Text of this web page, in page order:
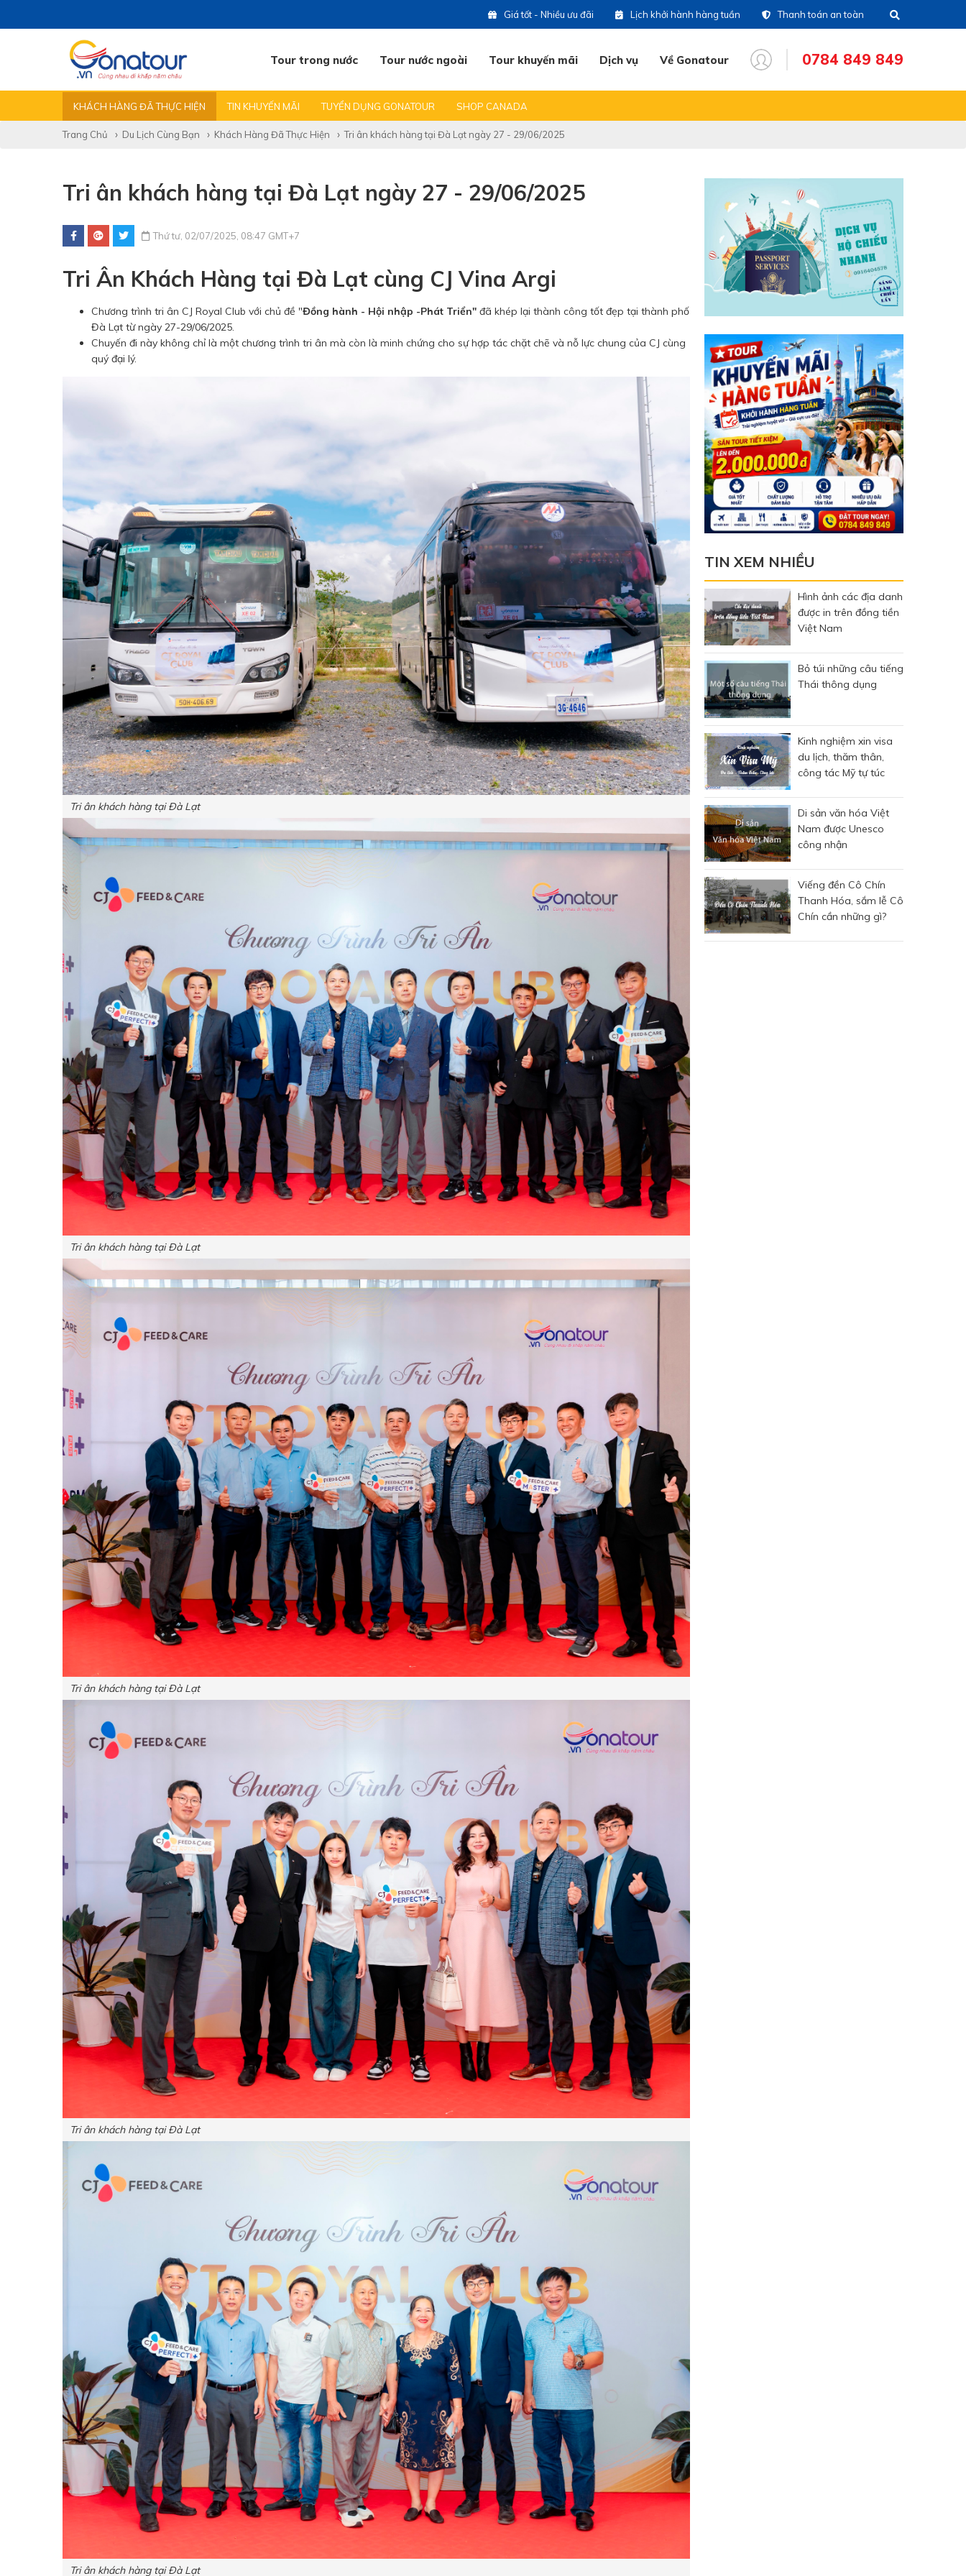
Giá tốt - Nhiều ưu đãi Lịch khởi hành hàng tuần Thanh toán an toàn
Tour trong nước Tour nước ngoài Tour khuyến mãi Dịch vụ Về Gonatour 0784 849 849
ngoài
Hotline tour trong nước
Hotine CSKH
Hotline tư vấn dịch vụ
0784 849 849
TẤT CẢ TIN TEAMBUILDING GALA
KHÁCH HÀNG ĐÃ THỰC HIỆN TIN KHUYẾN MÃI TUYỂN DỤNG GONATOUR SHOP CANADA
Trang Chủ Du Lịch Cùng Bạn Khách Hàng Đã Thực Hiện Tri ân khách hàng tại Đà Lạt ngày 27 - 29/06/2025
Tri ân khách hàng tại Đà Lạt ngày 27 - 29/06/2025
Thứ tư, 02/07/2025, 08:47 GMT+7
Tri Ân Khách Hàng tại Đà Lạt cùng CJ Vina Argi
Chương trình tri ân CJ Royal Club với chủ đề "Đồng hành - Hội nhập -Phát Triển" đã khép lại thành công tốt đẹp tại thành phố
Đà Lạt từ ngày 27-29/06/2025.
Chuyến đi này không chỉ là một chương trình tri ân mà còn là minh chứng cho sự hợp tác chặt chẽ và nỗ lực chung của CJ cùng
quý đại lý.
Tri ân khách hàng tại Đà Lạt
Tri ân khách hàng tại Đà Lạt
Tri ân khách hàng tại Đà Lạt
Tri ân khách hàng tại Đà Lạt
Tri ân khách hàng tại Đà Lạt
TIN XEM NHIỀU
Hình ảnh các địa danh
được in trên đồng tiền
Việt Nam
Bỏ túi những câu tiếng
Thái thông dụng
Kinh nghiệm xin visa
du lịch, thăm thân,
công tác Mỹ tự túc
Di sản văn hóa Việt
Nam được Unesco
công nhận
Viếng đền Cô Chín
Thanh Hóa, sắm lễ Cô
Chín cần những gì?